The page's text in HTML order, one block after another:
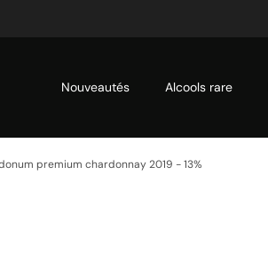
Nouveautés Alcools rare
premium chardonnay 2019 - 13%